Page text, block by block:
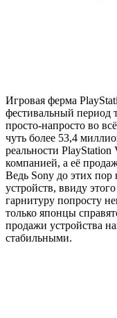
Игровая ферма
фестивальный период
просто-напросто во
чуть более 53,4
реальности
компанией, а её
Ведь Sony до этих
устройств, ввиду
гарнитуру попросту
только японцы
продажи устройства
стабильными.